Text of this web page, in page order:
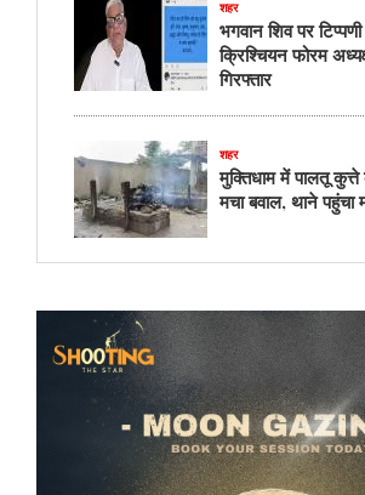
शहर
भगवान शिव पर
क्रिश्चियन फोरम
गिरफ्तार
शहर
मुक्तिधाम में पालतू
मचा बवाल, थाने पहुंचा